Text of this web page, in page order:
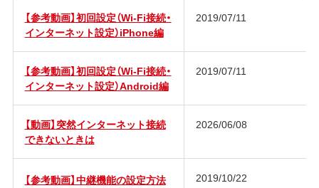
【参考動画】初回設定（Wi-Fi接続・
インターネット設定）iPhone編
2019/07/11
【参考動画】初回設定（Wi-Fi接続・
インターネット設定）Android編
2019/07/11
【動画】突然インターネット接続
できないときは
2026/06/08
【参考動画】中継機能の設定方法 2019/10/22